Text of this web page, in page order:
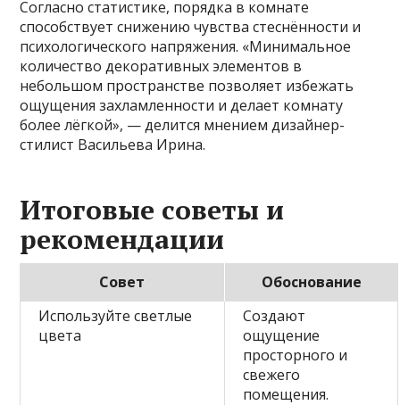
Согласно статистике, порядка в комнате
способствует снижению чувства стеснённости и
психологического напряжения. «Минимальное
количество декоративных элементов в
небольшом пространстве позволяет избежать
ощущения захламленности и делает комнату
более лёгкой», — делится мнением дизайнер-
стилист Васильева Ирина.
Итоговые советы и
рекомендации
Совет
Обоснование
Используйте светлые
цвета
Создают
ощущение
просторного и
свежего
помещения.